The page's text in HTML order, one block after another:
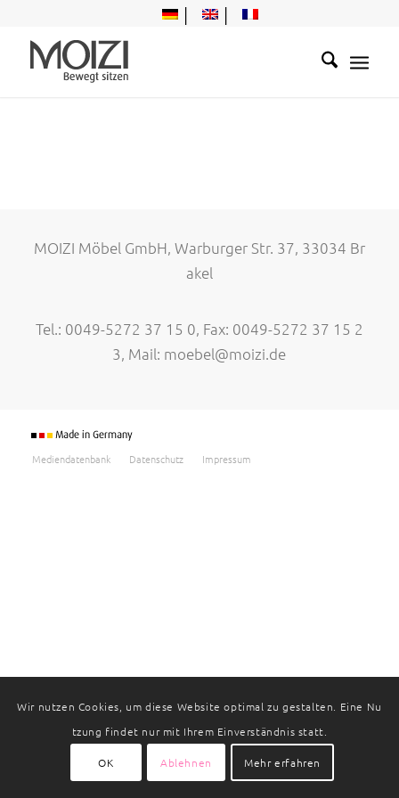
MOIZI Möbel GmbH, Warburger Str. 37, 33034 Br
akel
Tel.: 0049-5272 37 15 0, Fax: 0049-5272 37 15 2
3, Mail: moebel@moizi.de
Mediendatenbank Datenschutz Impressum
Wir nutzen Cookies, um diese Website optimal zu gestalten. Eine Nu
tzung findet nur mit Ihrem Einverständnis statt.
OK Ablehnen Mehr erfahren